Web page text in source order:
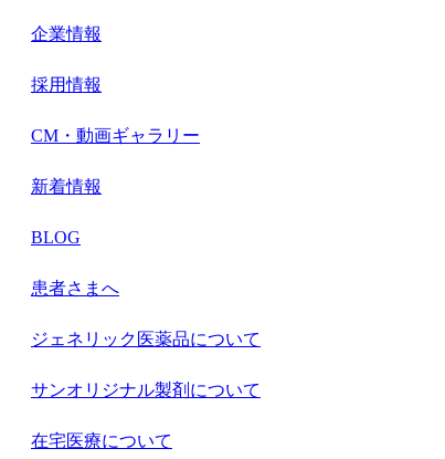
企業情報
採用情報
CM・動画ギャラリー
新着情報
BLOG
患者さまへ
ジェネリック医薬品について
サンオリジナル製剤について
在宅医療について